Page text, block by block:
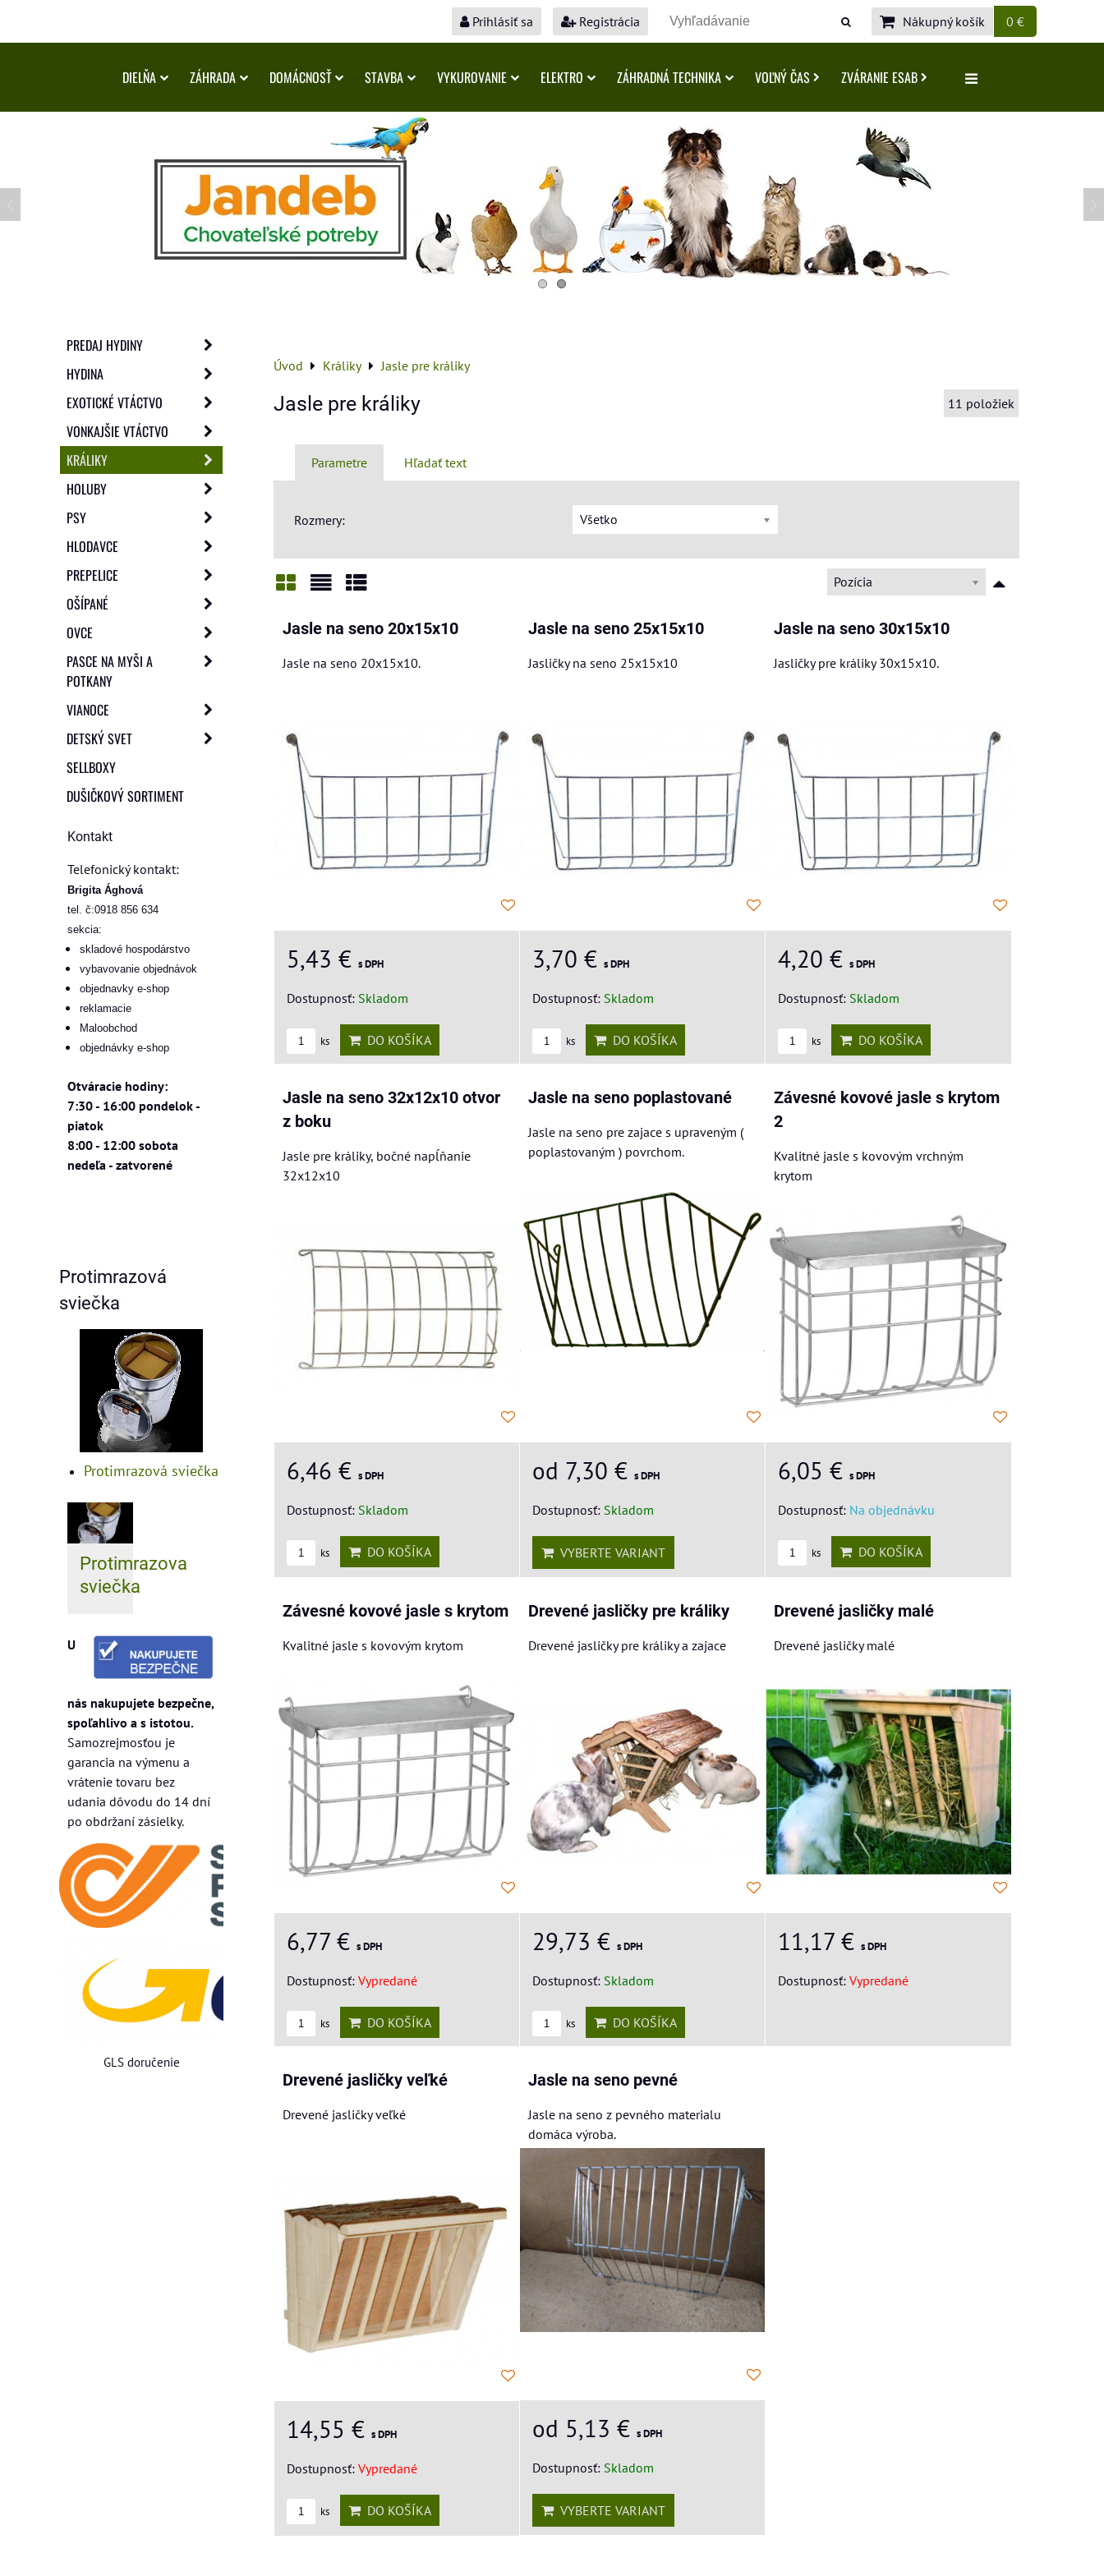
Prihlásiť sa Registrácia Nákupný košík 0 €
DIELŇA ZÁHRADA DOMÁCNOSŤ STAVBA VYKUROVANIE ELEKTRO ZÁHRADNÁ TECHNIKA VOĽNÝ ČAS ZVÁRANIE ESAB
Úvod Králiky Jasle pre králiky
Jasle pre králiky 11 položiek
Parametre Hľadať text
Rozmery: Všetko
Pozícia
Jasle na seno 20x15x10
Jasle na seno 20x15x10.
5,43 € s DPH
Dostupnosť: Skladom
ks DO KOŠÍKA
Jasle na seno 25x15x10
Jasličky na seno 25x15x10
3,70 € s DPH
Dostupnosť: Skladom
ks DO KOŠÍKA
Jasle na seno 30x15x10
Jasličky pre králiky 30x15x10.
4,20 €s DPH
Dostupnosť: Skladom
ks DO KOŠÍKA
Jasle na seno 32x12x10 otvor
z boku
Jasle pre králiky, bočné napĺňanie
32x12x10
6,46 € s DPH
Dostupnosť: Skladom
ks DO KOŠÍKA
Jasle na seno poplastované
Jasle na seno pre zajace s upraveným (
poplastovaným ) povrchom.
od 7,30 € s DPH
Dostupnosť: Skladom
VYBERTE VARIANT
Závesné kovové jasle s krytom
2
Kvalitné jasle s kovovým vrchným
krytom
6,05 €s DPH
Dostupnosť: Na objednávku
ks DO KOŠÍKA
Závesné kovové jasle s krytom
Kvalitné jasle s kovovým krytom
6,77 € s DPH
Dostupnosť: Vypredané
ks DO KOŠÍKA
Drevené jasličky pre králiky
Drevené jasličky pre králiky a zajace
29,73 € s DPH
Dostupnosť: Skladom
ks DO KOŠÍKA
Drevené jasličky malé
Drevené jasličky malé
11,17 €s DPH
Dostupnosť:Vypredané
Drevené jasličky veľké
Drevené jasličky veľké
14,55 € s DPH
Dostupnosť: Vypredané
ks DO KOŠÍKA
Jasle na seno pevné
Jasle na seno z pevného materialu
domáca výroba.
od 5,13 € s DPH
Dostupnosť: Skladom
VYBERTE VARIANT
PREDAJ HYDINY
HYDINA
EXOTICKÉ VTÁCTVO
VONKAJŠIE VTÁCTVO
KRÁLIKY
HOLUBY
PSY
HLODAVCE
PREPELICE
OŠÍPANÉ
OVCE
PASCE NA MYŠI A
POTKANY
VIANOCE
DETSKÝ SVET
SELLBOXY
DUŠIČKOVÝ SORTIMENT
Kontakt
Telefonický kontakt:
Brigita Ághová
tel. č:0918 856 634
sekcia:
skladové hospodárstvo
vybavovanie objednávok
objednavky e-shop
reklamacie
Maloobchod
objednávky e-shop
Otváracie hodiny:
7:30 - 16:00 pondelok -
piatok
8:00 - 12:00 sobota
nedeľa - zatvorené
Protimrazová
sviečka
Protimrazová sviečka
Protimrazova
sviečka
U
nás nakupujete bezpečne,
spoľahlivo a s istotou.
Samozrejmosťou je
garancia na výmenu a
vrátenie tovaru bez
udania dôvodu do 14 dní
po obdržaní zásielky.
GLS doručenie